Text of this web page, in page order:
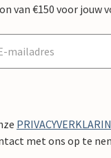
van €150 voor jouw
met ons op te